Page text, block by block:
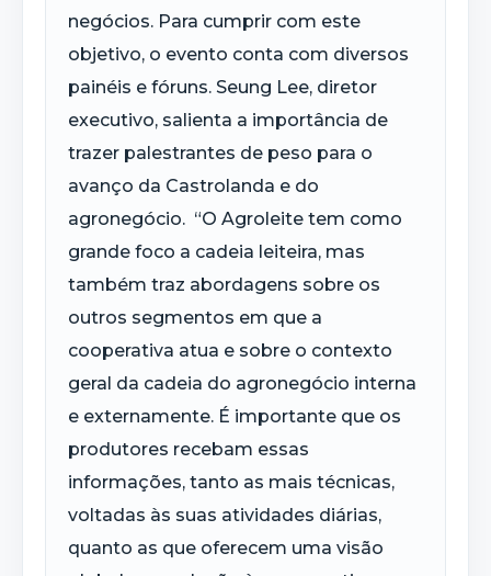
negócios. Para cumprir com este
objetivo, o evento conta com diversos
painéis e fóruns. Seung Lee, diretor
executivo, salienta a importância de
trazer palestrantes de peso para o
avanço da Castrolanda e do
agronegócio. “O Agroleite tem como
grande foco a cadeia leiteira, mas
também traz abordagens sobre os
outros segmentos em que a
cooperativa atua e sobre o contexto
geral da cadeia do agronegócio interna
e externamente. É importante que os
produtores recebam essas
informações, tanto as mais técnicas,
voltadas às suas atividades diárias,
quanto as que oferecem uma visão